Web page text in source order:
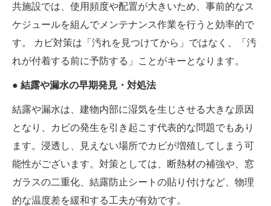
共施設では、使用頻度や配置が大きいため、事前的なス
ケジュールを組んでメンテナンス作業を行うと効率的で
す。 カビ対策は「汚れを見つけてから」ではなく、「汚
れが付着する前に予防する」ことがキーとなります。
● 結露や漏水の早期発見・対処法
結露や漏水は、建物内部に湿気を生じさせる大きな原因
となり、カビの発生を引き起こす代表的な問題でもあり
ます。浸透し、見えない場所でカビが増殖してしまう可
能性がございます。対策としては、断熱材の補強や、窓
ガラスの二重化、結露防止シートの貼り付けなど、物理
的な温度差を緩和する工夫が有効です。